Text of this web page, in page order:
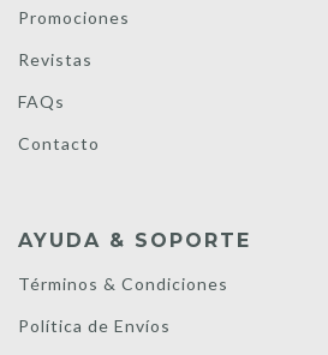
Promociones
Revistas
FAQs
Contacto
AYUDA & SOPORTE
Términos & Condiciones
Política de Envíos